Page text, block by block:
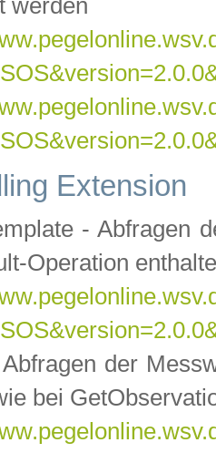
werden
Extension
- Abfragen
Operation
der
bei